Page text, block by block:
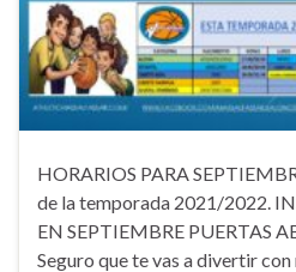
HORARIOS PARA
de la temporada 2021/2022.
EN SEPTIEMBRE PUERTAS
Seguro que te vas a divertir con